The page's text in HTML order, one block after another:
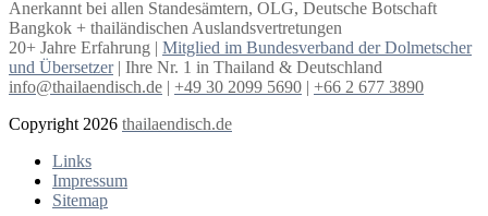
Anerkannt bei allen Standesämtern, OLG, Deutsche Botschaft
Bangkok + thailändischen Auslandsvertretungen
20+ Jahre Erfahrung | Mitglied im Bundesverband der Dolmetscher
und Übersetzer| Ihre Nr. 1 in Thailand & Deutschland
info@thailaendisch.de | +49 30 2099 5690 | +66 2 677 3890
Copyright 2026 thailaendisch.de
Links
Impressum
Sitemap